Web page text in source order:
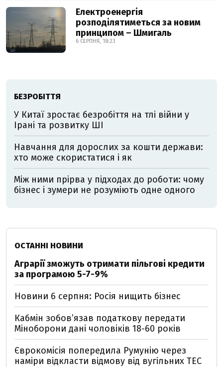
Електроенергія
розподілятиметься за новим
принципом – Шмигаль
6 СЕРПНЯ, 18:23
БЕЗРОБІТТЯ
У Китаї зростає безробіття на тлі війни у
Ірані та розвитку ШІ
Навчання для дорослих за кошти держави:
хто може скористатися і як
Між ними прірва у підходах до роботи: чому
бізнес і зумери не розуміють одне одного
ОСТАННІ НОВИНИ
Аграрії зможуть отримати пільгові кредити
за програмою 5-7-9%
Новини 6 серпня: Росія нищить бізнес
Кабмін зобовʼязав податкову передати
Міноборони дані чоловіків 18-60 років
Єврокомісія попередила Румунію через
наміри відкласти відмову від вугільних ТЕС